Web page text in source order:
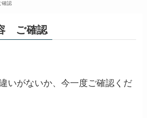
確認
ご確認
いがないか、今一度ご確認くだ